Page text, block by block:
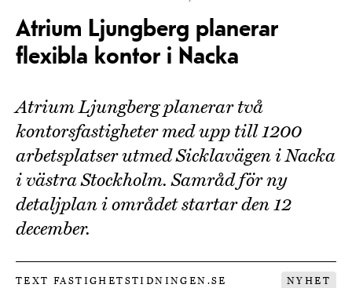
Atrium Ljungberg planerar
flexibla kontor i Nacka
Atrium Ljungberg planerar två
kontorsfastigheter med upp till 1200
arbetsplatser utmed Sicklavägen i Nacka
i västra Stockholm. Samråd för ny
detaljplan i området startar den 12
december.
TEXT FASTIGHETSTIDNINGEN.SE NYHET